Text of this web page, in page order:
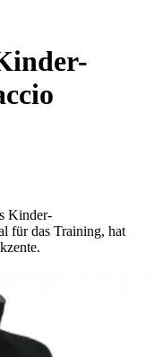
Kinder-
für das Training, hat